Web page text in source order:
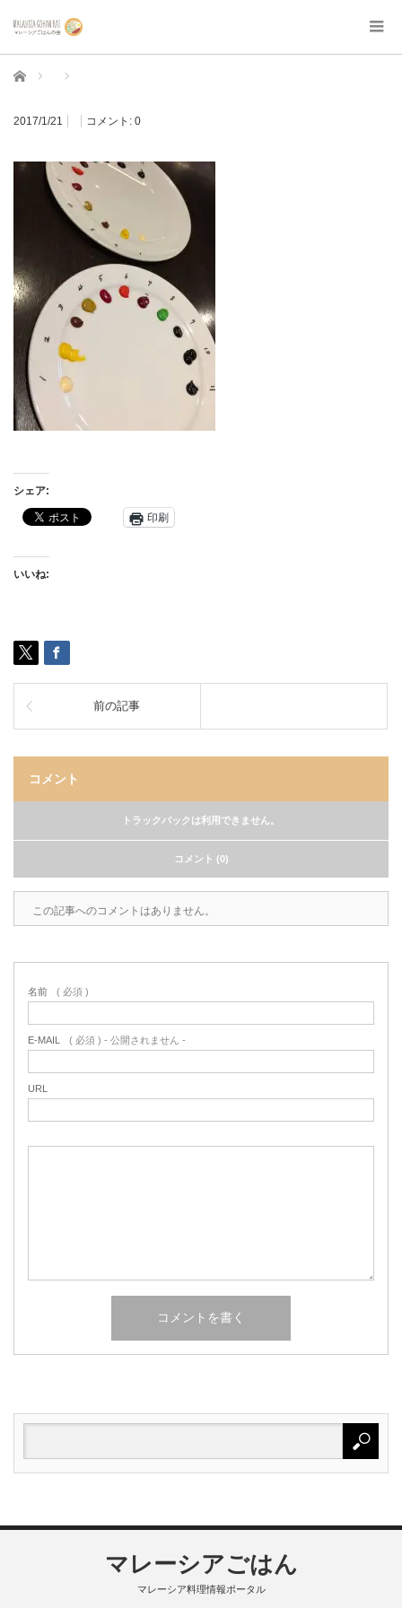
ホーム
2017/1/21 コメント: 0
シェア:
印刷
いいね:
前の記事
コメント
トラックバックは利用できません。
コメント (0)
この記事へのコメントはありません。
名前 ( 必須 )
E-MAIL ( 必須 ) - 公開されません -
URL
マレーシアごはん
マレーシア料理情報ポータル